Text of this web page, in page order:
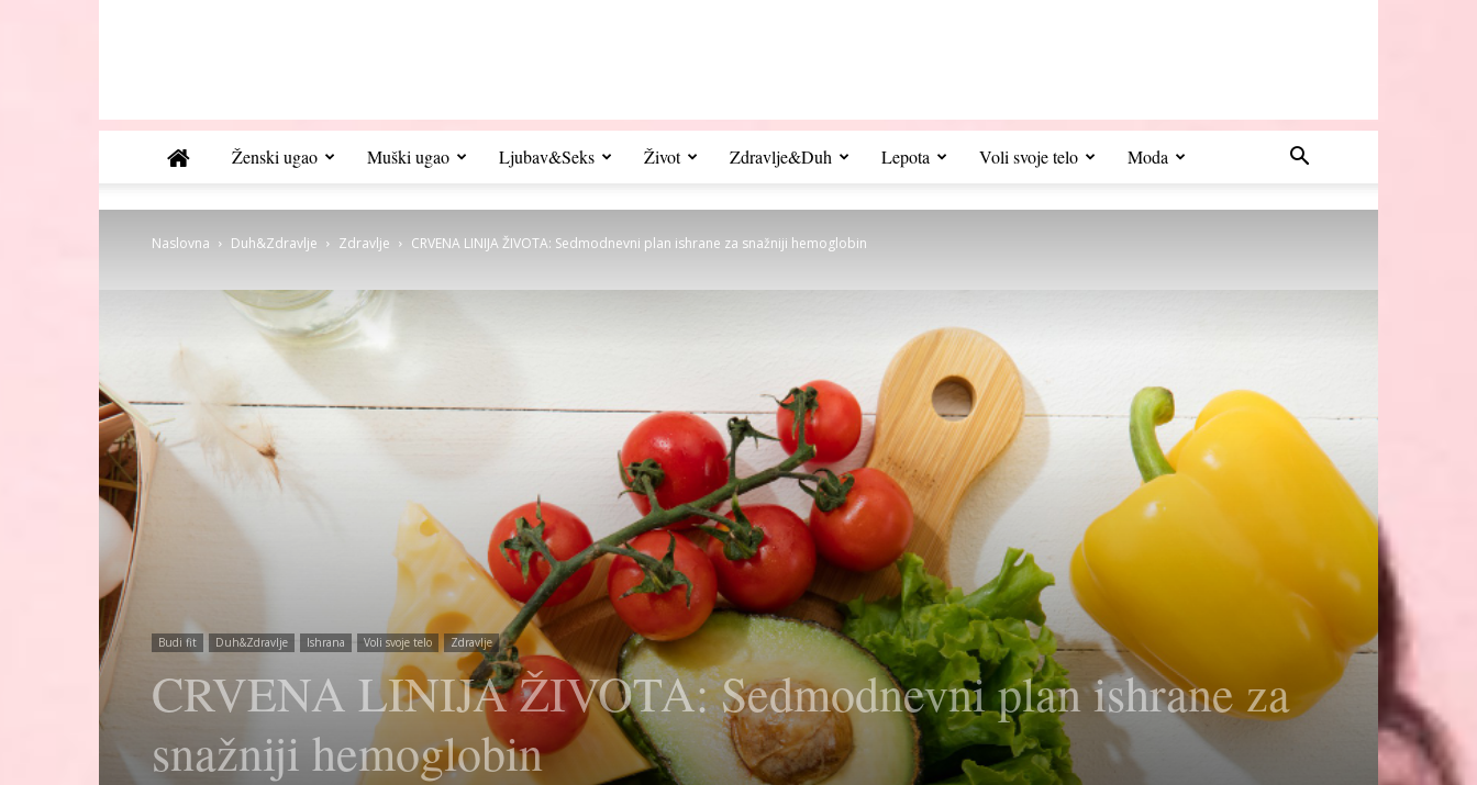
Ženski ugao Muški ugao Ljubav&Seks Život Zdravlje&Duh Lepota Voli svoje telo Moda
Naslovna Duh&Zdravlje Zdravlje CRVENA LINIJA ŽIVOTA: Sedmodnevni plan ishrane za snažniji hemoglobin
Budi fit Duh&Zdravlje Ishrana Voli svoje telo Zdravlje
CRVENA LINIJA ŽIVOTA: Sedmodnevni plan ishrane za
snažniji hemoglobin